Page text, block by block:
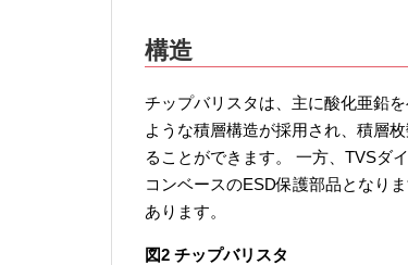
構造
チップバリスタは、主に酸化亜鉛
ような積層構造が採用され、積層
ることができます。 一方、TVSダ
コンベースのESD保護部品となり
あります。
図2 チップバリスタ